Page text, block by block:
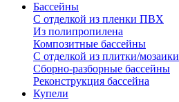
Бассейны
С отделкой из пленки ПВХ
Из полипропилена
Композитные бассейны
С отделкой из плитки/мозаики
Сборно-разборные бассейны
Реконструкция бассейна
Купели